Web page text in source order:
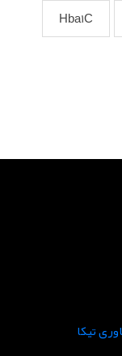
Hba1C
تیکا